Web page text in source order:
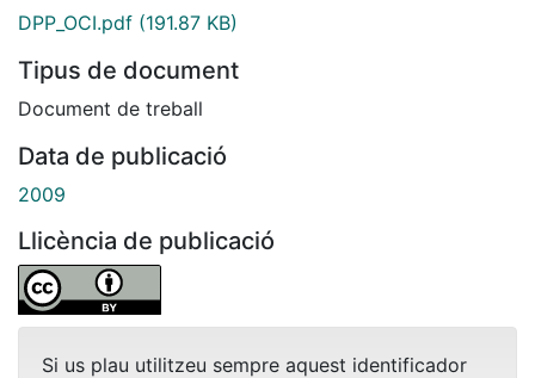
DPP_OCI.pdf (191.87 KB)
Tipus de document
Document de treball
Data de publicació
2009
Llicència de publicació
Si us plau utilitzeu sempre aquest identificador